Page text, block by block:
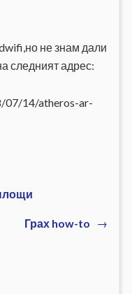
не знам дали
следният адрес:
07/14/atheros-ar-
Грах how-to Next
→